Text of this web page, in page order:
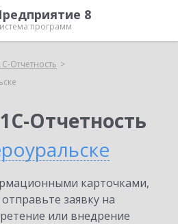
8
программ
Отчетность
Отчетность
карточками,
заявку на
или внедрение